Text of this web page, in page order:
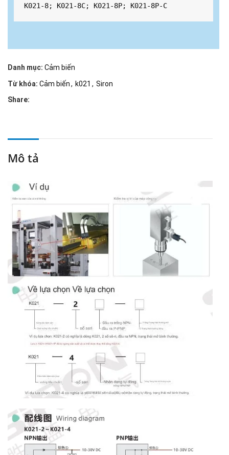
K021-8; K021-8C; K021-8P; K021-8P-C
Danh mục: Cảm biến
Từ khóa: Cảm biến, k021 , Siron
Share:
Mô tả